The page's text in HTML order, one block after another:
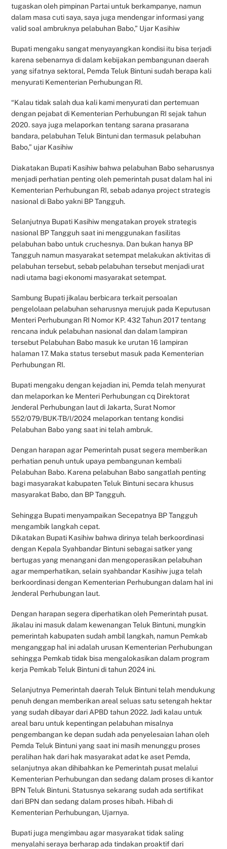
tugaskan oleh pimpinan Partai untuk berkampanye, namun
dalam masa cuti saya, saya juga mendengar informasi yang
valid soal ambruknya pelabuhan Babo,” Ujar Kasihiw
Bupati mengaku sangat menyayangkan kondisi itu bisa terjadi
karena sebenarnya di dalam kebijakan pembangunan daerah
yang sifatnya sektoral, Pemda Teluk Bintuni sudah berapa kali
menyurati Kementerian Perhubungan RI.
“Kalau tidak salah dua kali kami menyurati dan pertemuan
dengan pejabat di Kementerian Perhubungan RI sejak tahun
2020. saya juga melaporkan tentang sarana prasarana
bandara, pelabuhan Teluk Bintuni dan termasuk pelabuhan
Babo,” ujar Kasihiw
Diakatakan Bupati Kasihiw bahwa pelabuhan Babo seharusnya
menjadi perhatian penting oleh pemerintah pusat dalam hal ini
Kementerian Perhubungan RI, sebab adanya project strategis
nasional di Babo yakni BP Tangguh.
Selanjutnya Bupati Kasihiw mengatakan proyek strategis
nasional BP Tangguh saat ini menggunakan fasilitas
pelabuhan babo untuk cruchesnya. Dan bukan hanya BP
Tangguh namun masyarakat setempat melakukan aktivitas di
pelabuhan tersebut, sebab pelabuhan tersebut menjadi urat
nadi utama bagi ekonomi masyarakat setempat.
Sambung Bupati jikalau berbicara terkait persoalan
pengelolaan pelabuhan seharusnya merujuk pada Keputusan
Menteri Perhubungan RI Nomor KP. 432 Tahun 2017 tentang
rencana induk pelabuhan nasional dan dalam lampiran
tersebut Pelabuhan Babo masuk ke urutan 16 lampiran
halaman 17. Maka status tersebut masuk pada Kementerian
Perhubungan RI.
Bupati mengaku dengan kejadian ini, Pemda telah menyurat
dan melaporkan ke Menteri Perhubungan cq Direktorat
Jenderal Perhubungan laut di Jakarta, Surat Nomor
552/079/BUK-TB/I/2024 melaporkan tentang kondisi
Pelabuhan Babo yang saat ini telah ambruk.
Dengan harapan agar Pemerintah pusat segera memberikan
perhatian penuh untuk upaya pembangunan kembali
Pelabuhan Babo. Karena pelabuhan Babo sangatlah penting
bagi masyarakat kabupaten Teluk Bintuni secara khusus
masyarakat Babo, dan BP Tangguh.
Sehingga Bupati menyampaikan Secepatnya BP Tangguh
mengambik langkah cepat.
Dikatakan Bupati Kasihiw bahwa dirinya telah berkoordinasi
dengan Kepala Syahbandar Bintuni sebagai satker yang
bertugas yang menangani dan mengoperasikan pelabuhan
agar memperhatikan, selain syahbandar Kasihiw juga telah
berkoordinasi dengan Kementerian Perhubungan dalam hal ini
Jenderal Perhubungan laut.
Dengan harapan segera diperhatikan oleh Pemerintah pusat.
Jikalau ini masuk dalam kewenangan Teluk Bintuni, mungkin
pemerintah kabupaten sudah ambil langkah, namun Pemkab
menganggap hal ini adalah urusan Kementerian Perhubungan
sehingga Pemkab tidak bisa mengalokasikan dalam program
kerja Pemkab Teluk Bintuni di tahun 2024 ini.
Selanjutnya Pemerintah daerah Teluk Bintuni telah mendukung
penuh dengan memberikan areal seluas satu setengah hektar
yang sudah dibayar dari APBD tahun 2022. Jadi kalau untuk
areal baru untuk kepentingan pelabuhan misalnya
pengembangan ke depan sudah ada penyelesaian lahan oleh
Pemda Teluk Bintuni yang saat ini masih menunggu proses
peralihan hak dari hak masyarakat adat ke aset Pemda,
selanjutnya akan dihibahkan ke Pemerintah pusat melalui
Kementerian Perhubungan dan sedang dalam proses di kantor
BPN Teluk Bintuni. Statusnya sekarang sudah ada sertifikat
dari BPN dan sedang dalam proses hibah. Hibah di
Kementerian Perhubungan, Ujarnya.
Bupati juga mengimbau agar masyarakat tidak saling
menyalahi seraya berharap ada tindakan proaktif dari